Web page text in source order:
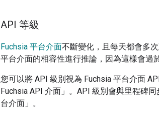
API 等級
Fuchsia 平台介面不斷變化，且每天都會多
平台介面的相容性進行推論，因為這樣會過
您可以將 API 級別視為 Fuchsia 平台介面
Fuchsia API 介面」。API 級別會與里程碑
台介面」。